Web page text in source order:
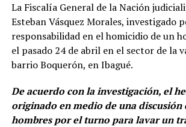
La Fiscalía General de la Nación
Esteban Vásquez Morales, investigado
responsabilidad en el homicidio de un
el pasado 24 de abril en el sector de la
barrio Boquerón, en Ibagué.
De acuerdo con la investigación, el
originado en medio de una discusión
hombres por el turno para lavar un